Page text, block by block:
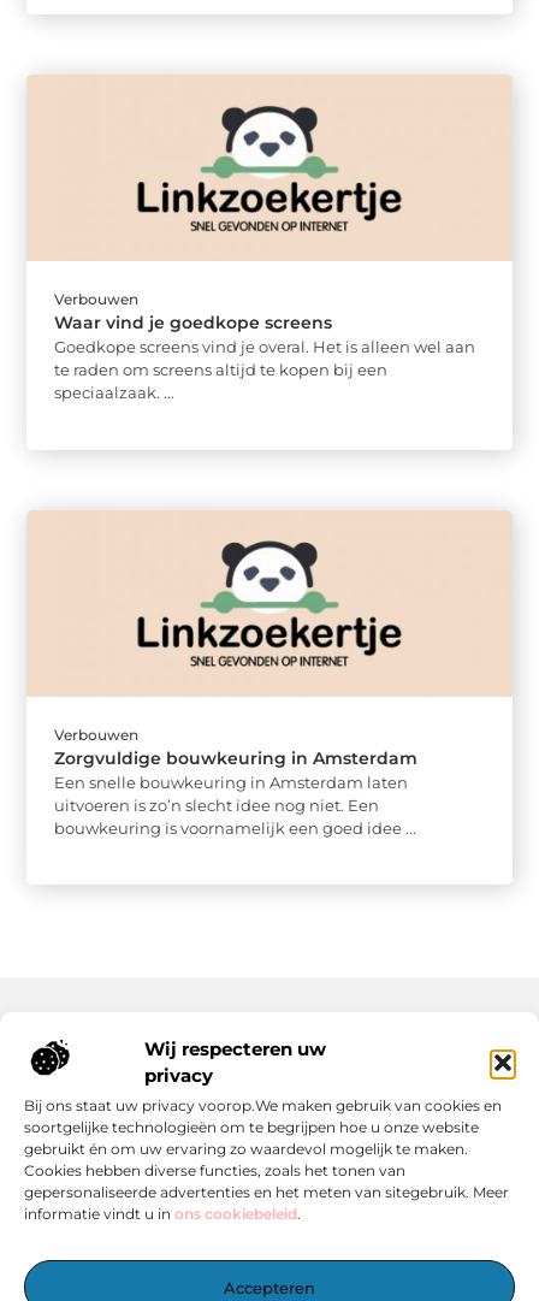
Wij respecteren uw
privacy
Bij ons staat uw privacy voorop.We maken gebruik van cookies en
soortgelijke technologieën om te begrijpen hoe u onze website
gebruikt én om uw ervaring zo waardevol mogelijk te maken.
Cookies hebben diverse functies, zoals het tonen van
gepersonaliseerde advertenties en het meten van sitegebruik. Meer
informatie vindt u in ons cookiebeleid.
Accepteren
Verbouwen
Waar vind je goedkope screens
Goedkope screens vind je overal. Het is alleen wel aan
te raden om screens altijd te kopen bij een
speciaalzaak. ...
Verbouwen
Zorgvuldige bouwkeuring in Amsterdam
Een snelle bouwkeuring in Amsterdam laten
uitvoeren is zo’n slecht idee nog niet. Een
bouwkeuring is voornamelijk een goed idee ...
Onze informatie